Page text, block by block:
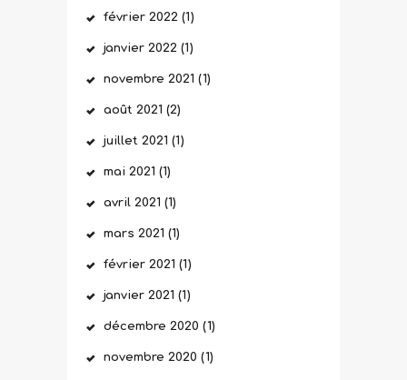
février2022 (1)
janvier2022 (1)
novembre2021 (1)
août 2021 (2)
juillet2021 (1)
mai 2021 (1)
avril 2021 (1)
mars 2021 (1)
février2021 (1)
janvier2021 (1)
décembre2020 (1)
novembre2020 (1)